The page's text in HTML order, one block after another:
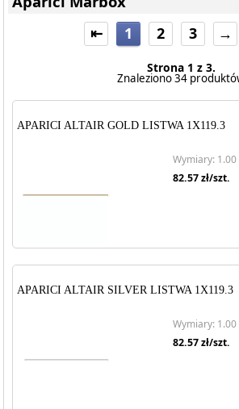
⇤ 1 2 3 →
Strona 1 z 3.
Znaleziono 34
APARICI ALTAIR GOLD LISTWA 1X119.3
Wymiary:
82.57zł/szt.
APARICI ALTAIR SILVER LISTWA 1X119.3
Wymiary:
82.57zł/szt.